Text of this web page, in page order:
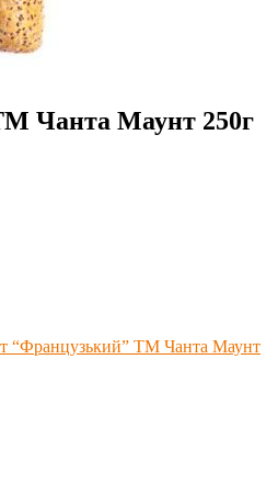
Чанта Маунт 250г
“Французький” ТМ Чанта Маунт